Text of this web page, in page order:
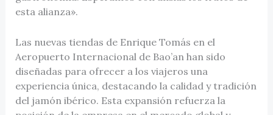
esta alianza».
Las nuevas tiendas de Enrique Tomás en el
Aeropuerto Internacional de Bao’an han sido
diseñadas para ofrecer a los viajeros una
experiencia única, destacando la calidad y tradición
del jamón ibérico. Esta expansión refuerza la